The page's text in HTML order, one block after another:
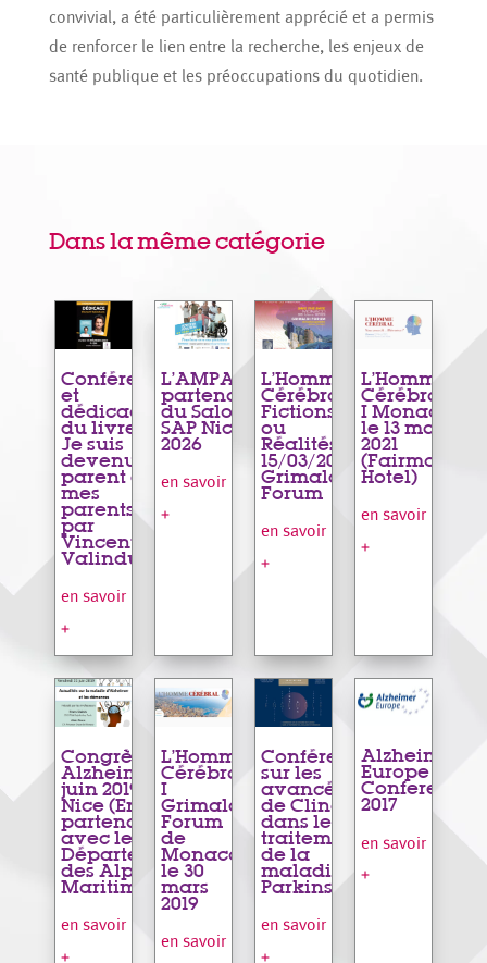
convivial, a été particulièrement apprécié et a permis
de renforcer le lien entre la recherche, les enjeux de
santé publique et les préoccupations du quotidien.
Dans la même catégorie
Conférence
et
dédicace
du livre «
Je suis
devenu le
parent de
mes
parents »
par
Vincent
Valinducq
en savoir
+
L’AMPA
partenaire
du Salon
SAP Nice
2026
en savoir
+
L’Homme
Cérébral,
Fictions
ou
Réalités –
15/03/2023,
Grimaldi
Forum
en savoir
+
L’Homme
Cérébral
I Monaco,
le 13 mars
2021
(Fairmont
Hotel)
en savoir
+
Congrès
Alzheimer 21
juin 2019 –
Nice (En
partenariat
avec le
Département
des Alpes
Maritimes)
en savoir
+
L’Homme
Cérébral
I
Grimaldi
Forum
de
Monaco
le 30
mars
2019
en savoir
Conférence
sur les
avancées
de Clinatec
dans le
traitement
de la
maladie de
Parkinson
en savoir
+
Alzheimer
Europe
Conference
2017
en savoir
+